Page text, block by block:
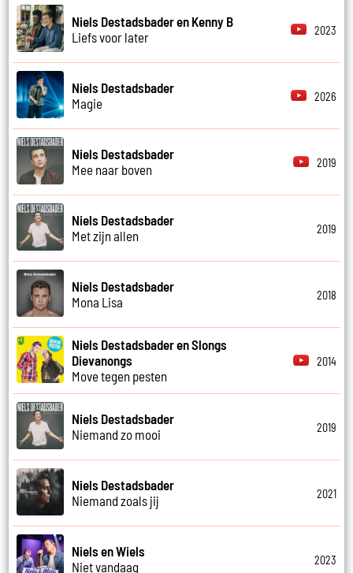
Niels Destadsbader en Kenny B
Liefs voor later
2023
Niels Destadsbader
Magie
2026
Niels Destadsbader
Mee naar boven
2019
Niels Destadsbader
Met zijn allen
2019
Niels Destadsbader
Mona Lisa
2018
Niels Destadsbader en Slongs
Dievanongs
Move tegen pesten
2014
Niels Destadsbader
Niemand zo mooi
2019
Niels Destadsbader
Niemand zoals jij
2021
Niels en Wiels
Niet vandaag
2023